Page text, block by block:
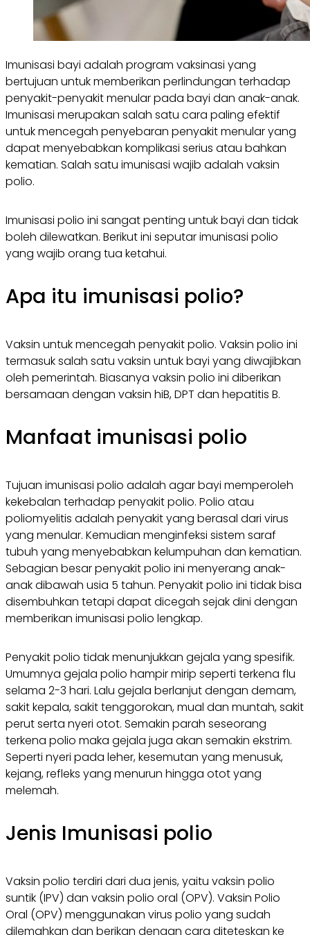
Imunisasi bayi adalah program vaksinasi yang
bertujuan untuk memberikan perlindungan terhadap
penyakit-penyakit menular pada bayi dan anak-anak.
Imunisasi merupakan salah satu cara paling efektif
untuk mencegah penyebaran penyakit menular yang
dapat menyebabkan komplikasi serius atau bahkan
kematian. Salah satu imunisasi wajib adalah vaksin
polio.
Imunisasi polio ini sangat penting untuk bayi dan tidak
boleh dilewatkan. Berikut ini seputar imunisasi polio
yang wajib orang tua ketahui.
Apa itu imunisasi polio?
Vaksin untuk mencegah penyakit polio. Vaksin polio ini
termasuk salah satu vaksin untuk bayi yang diwajibkan
oleh pemerintah. Biasanya vaksin polio ini diberikan
bersamaan dengan vaksin hiB, DPT dan hepatitis B.
Manfaat imunisasi polio
Tujuan imunisasi polio adalah agar bayi memperoleh
kekebalan terhadap penyakit polio. Polio atau
poliomyelitis adalah penyakit yang berasal dari virus
yang menular. Kemudian menginfeksi sistem saraf
tubuh yang menyebabkan kelumpuhan dan kematian.
Sebagian besar penyakit polio ini menyerang anak-
anak dibawah usia 5 tahun. Penyakit polio ini tidak bisa
disembuhkan tetapi dapat dicegah sejak dini dengan
memberikan imunisasi polio lengkap.
Penyakit polio tidak menunjukkan gejala yang spesifik.
Umumnya gejala polio hampir mirip seperti terkena flu
selama 2-3 hari. Lalu gejala berlanjut dengan demam,
sakit kepala, sakit tenggorokan, mual dan muntah, sakit
perut serta nyeri otot. Semakin parah seseorang
terkena polio maka gejala juga akan semakin ekstrim.
Seperti nyeri pada leher, kesemutan yang menusuk,
kejang, refleks yang menurun hingga otot yang
melemah.
Jenis Imunisasi polio
Vaksin polio terdiri dari dua jenis, yaitu vaksin polio
suntik (IPV) dan vaksin polio oral (OPV). Vaksin Polio
Oral (OPV) menggunakan virus polio yang sudah
dilemahkan dan berikan dengan cara diteteskan ke